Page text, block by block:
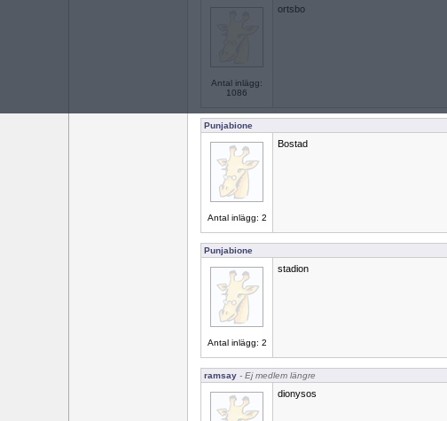
Antal inlägg:
1086
ortsbo
Punjabione
Antal inlägg: 2
Bostad
Punjabione
Antal inlägg: 2
stadion
ramsay - Ej medlem längre
dionysos